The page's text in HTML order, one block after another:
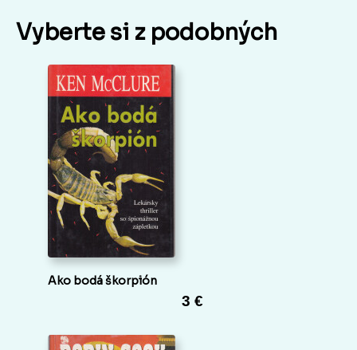
Vyberte si z podobných
Ako bodá škorpión
3 €